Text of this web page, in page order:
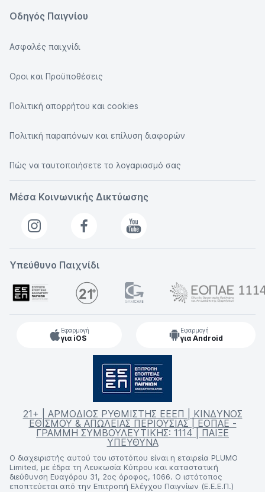
Οδηγός Παιγνίου
Ασφαλές παιχνίδι
Οροι και Προϋποθέσεις
Πολιτική απορρήτου και cookies
Πολιτική παραπόνων και επίλυση διαφορών
Πώς να ταυτοποιήσετε το λογαριασμό σας
Μέσα Κοινωνικής Δικτύωσης
Υπεύθυνο Παιχνίδι
Εφαρμογή
για iOS
Εφαρμογή
για Android
21+ | ΑΡΜΟΔΙΟΣ ΡΥΘΜΙΣΤΗΣ ΕΕΕΠ | ΚΙΝΔΥΝΟΣ
ΕΘΙΣΜΟΥ & ΑΠΩΛΕΙΑΣ ΠΕΡΙΟΥΣΙΑΣ | ΕΟΠΑΕ -
ΓΡΑΜΜΗ ΣΥΜΒΟΥΛΕΥΤΙΚΗΣ: 1114 | ΠΑΙΞΕ
ΥΠΕΥΘΥΝΑ
Ο διαχειριστής αυτού του ιστοτόπου είναι η εταιρεία PLUMO
Limited, με έδρα τη Λευκωσία Κύπρου και καταστατική
διεύθυνση Ευαγόρου 31, 2ος όροφος, 1066. Ο ιστότοπος
εποπτεύεται από την Επιτροπή Ελέγχου Παιγνίων (Ε.Ε.Ε.Π.)